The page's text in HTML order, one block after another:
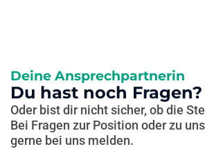
Deine Ansprechpartnerin
Du hast noch Fragen?
Oder bist dir nicht sicher, ob die
Bei Fragen zur Position oder zu
gerne bei uns melden.